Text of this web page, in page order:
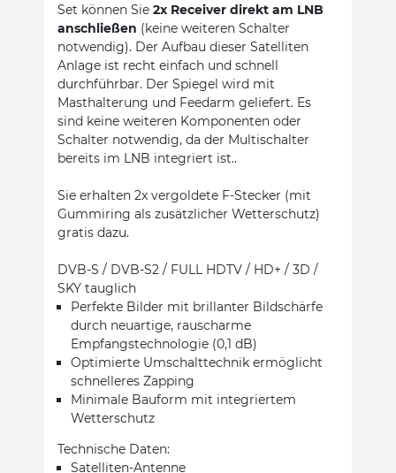
Set können Sie 2x Receiver direkt am LNB
anschließen (keine weiteren Schalter
notwendig). Der Aufbau dieser Satelliten
Anlage ist recht einfach und schnell
durchführbar. Der Spiegel wird mit
Masthalterung und Feedarm geliefert. Es
sind keine weiteren Komponenten oder
Schalter notwendig, da der Multischalter
bereits im LNB integriert ist..
Sie erhalten 2x vergoldete F-Stecker (mit
Gummiring als zusätzlicher Wetterschutz)
gratis dazu.
DVB-S / DVB-S2 / FULL HDTV / HD+ / 3D /
SKY tauglich
Perfekte Bilder mit brillanter Bildschärfe
durch neuartige, rauscharme
Empfangstechnologie (0,1 dB)
Optimierte Umschalttechnik ermöglicht
schnelleres Zapping
Minimale Bauform mit integriertem
Wetterschutz
Technische Daten:
Satelliten-Antenne